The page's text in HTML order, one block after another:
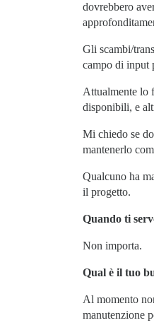
dovrebbero
Gli scambi/
campo di input
Attualmente lo
disponibili, e
Mi chiedo se
mantenerlo
Qualcuno ha
il progetto.
Quando ti
Non importa.
Qual è il tuo
Al momento
manutenzione